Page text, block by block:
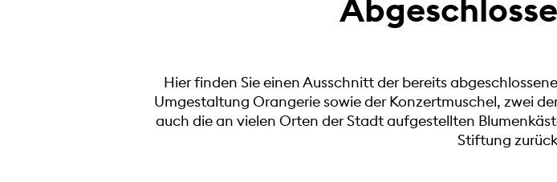
Hier finden Sie einen Ausschnitt der bereits
Umgestaltung Orangerie sowie der Konzertmuschel, zwei
auch die an vielen Orten der Stadt aufgestellten
Stiftung